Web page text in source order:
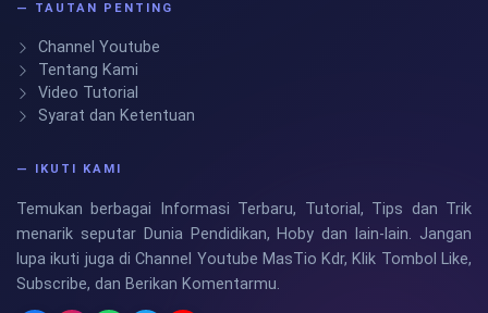
— TAUTAN PENTING
Channel Youtube
Tentang Kami
Video Tutorial
Syarat dan Ketentuan
— IKUTI KAMI
Temukan berbagai Informasi Terbaru, Tutorial, Tips dan Trik
menarik seputar Dunia Pendidikan, Hoby dan lain-lain. Jangan
lupa ikuti juga di Channel Youtube MasTio Kdr, Klik Tombol Like,
Subscribe, dan Berikan Komentarmu.